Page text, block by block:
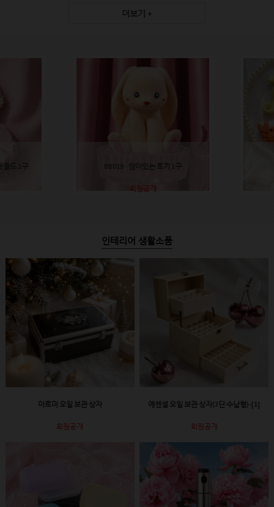
더보기 +
드 1구 BB019 - 앉아있는 토끼 1구
회원공개
인테리어 생활소품
아로마 오일 보관 상자
회원공개
에센셜 오일 보관 상자(3단 수납형)-[1]
회원공개